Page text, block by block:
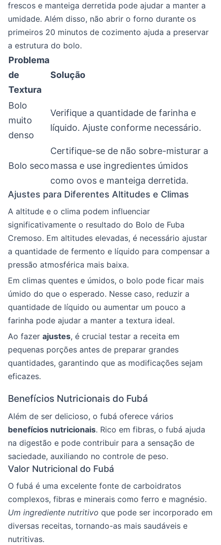
frescos e manteiga derretida pode ajudar a manter a
umidade. Além disso, não abrir o forno durante os
primeiros 20 minutos de cozimento ajuda a preservar
a estrutura do bolo.
Problema
de
Textura
Solução
Bolo
muito
denso
Verifique a quantidade de farinha e
líquido. Ajuste conforme necessário.
Bolo seco
Certifique-se de não sobre-misturar a
massa e use ingredientes úmidos
como ovos e manteiga derretida.
Ajustes para Diferentes Altitudes e Climas
A altitude e o clima podem influenciar
significativamente o resultado do Bolo de Fuba
Cremoso. Em altitudes elevadas, é necessário ajustar
a quantidade de fermento e líquido para compensar a
pressão atmosférica mais baixa.
Em climas quentes e úmidos, o bolo pode ficar mais
úmido do que o esperado. Nesse caso, reduzir a
quantidade de líquido ou aumentar um pouco a
farinha pode ajudar a manter a textura ideal.
Ao fazer ajustes, é crucial testar a receita em
pequenas porções antes de preparar grandes
quantidades, garantindo que as modificações sejam
eficazes.
Benefícios Nutricionais do Fubá
Além de ser delicioso, o fubá oferece vários
benefícios nutricionais. Rico em fibras, o fubá ajuda
na digestão e pode contribuir para a sensação de
saciedade, auxiliando no controle de peso.
Valor Nutricional do Fubá
O fubá é uma excelente fonte de carboidratos
complexos, fibras e minerais como ferro e magnésio.
Um ingrediente nutritivo que pode ser incorporado em
diversas receitas, tornando-as mais saudáveis e
nutritivas.